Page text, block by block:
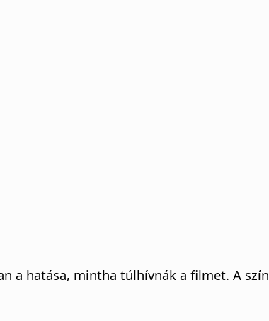
a hatása, mintha túlhívnák a filmet. A